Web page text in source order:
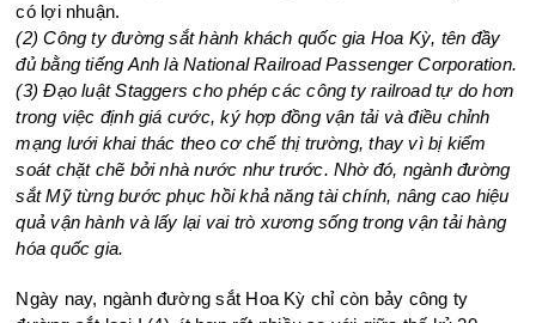
có lợi nhuận.
(2) Công ty đường sắt hành khách quốc gia Hoa Kỳ, tên đầy
đủ bằng tiếng Anh là National Railroad Passenger Corporation.
(3) Đạo luật Staggers cho phép các công ty railroad tự do hơn
trong việc định giá cước, ký hợp đồng vận tải và điều chỉnh
mạng lưới khai thác theo cơ chế thị trường, thay vì bị kiểm
soát chặt chẽ bởi nhà nước như trước. Nhờ đó, ngành đường
sắt Mỹ từng bước phục hồi khả năng tài chính, nâng cao hiệu
quả vận hành và lấy lại vai trò xương sống trong vận tải hàng
hóa quốc gia.
Ngày nay, ngành đường sắt Hoa Kỳ chỉ còn bảy công ty